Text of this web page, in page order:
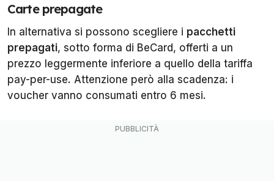
Carte prepagate
In alternativa si possono scegliere i pacchetti
prepagati, sotto forma di BeCard, offerti a un
prezzo leggermente inferiore a quello della tariffa
pay-per-use. Attenzione però alla scadenza: i
voucher vanno consumati entro 6 mesi.